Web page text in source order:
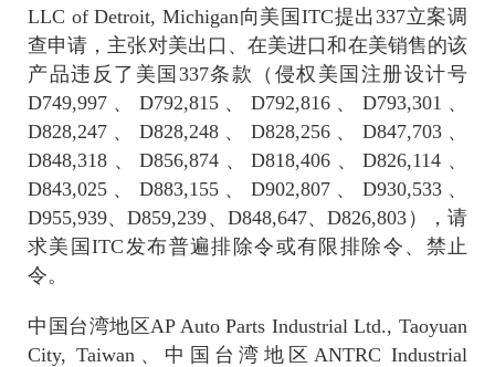
LLC of Detroit, Michigan向美国 ITC提出337立案调
查申请，主张对美出口、在美进口和在美销售的该
产品违反了美国 337条款（侵权美国注册设计号
D749,997 、 D792,815、 D792,816、 D793,301 、
D828,247 、 D828,248、 D828,256、 D847,703、
D848,318 、D856,874 、D818,406 、D826,114 、
D843,025 、 D883,155、 D902,807、 D930,533、
D955,939、D859,239、 D848,647、D826,803 ），请
求美国ITC 发布普遍排除令或有限排除令、禁止
令。
中国台湾地区AP Auto Parts Industrial Ltd., Taoyuan
City, Taiwan 、中国台湾地区 ANTRC Industrial